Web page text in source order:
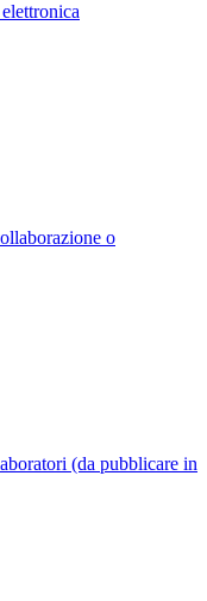
o
(da pubblicare in